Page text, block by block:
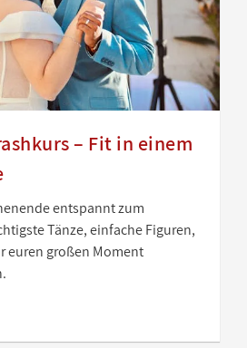
– Fit in einem
entspannt zum
Tänze, einfache Figuren,
euren großen Moment